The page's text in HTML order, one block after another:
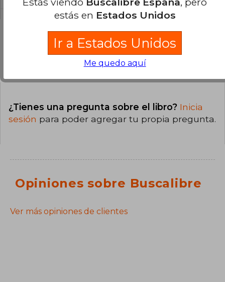
Preguntas y respuestas sobre el libro
¿Tienes una pregunta sobre el libro? Inicia
sesión para poder agregar tu propia pregunta.
Opiniones sobre Buscalibre
Ver más opiniones de clientes
estás en Estados Unidos
Ir a Estados Unidos
Me quedo aquí